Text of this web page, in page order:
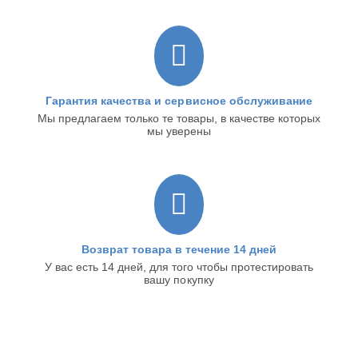
Гарантия качества и сервисное обслуживание
Мы предлагаем только те товары, в качестве которых
мы уверены
Возврат товара в течение 14 дней
У вас есть 14 дней, для того чтобы протестировать
вашу покупку